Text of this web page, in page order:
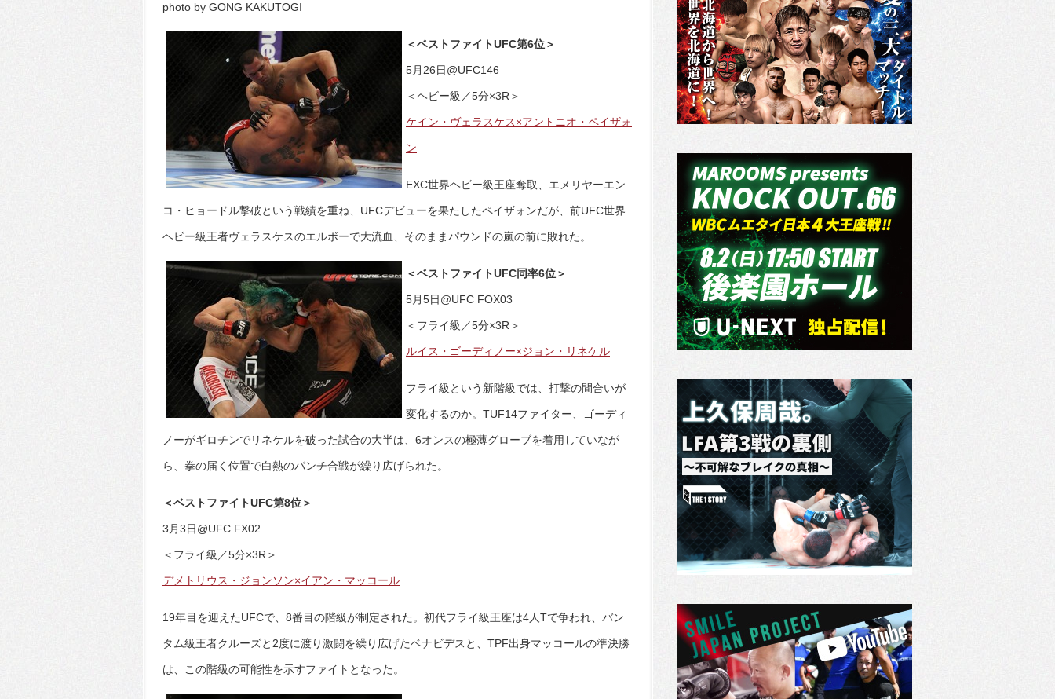
photo by GONG KAKUTOGI
＜ベストファイトUFC第6位＞
5月26日@UFC146
＜ヘビー級／5分×3R＞
ケイン・ヴェラスケス×アントニオ・ペイザォ
ン
EXC世界ヘビー級王座奪取、エメリヤーエン
コ・ヒョードル撃破という戦績を重ね、UFCデビューを果たしたペイザォンだが、前UFC世界
ヘビー級王者ヴェラスケスのエルボーで大流血、そのままパウンドの嵐の前に敗れた。
＜ベストファイトUFC同率6位＞
5月5日@UFC FOX03
＜フライ級／5分×3R＞
ルイス・ゴーディノー×ジョン・リネケル
フライ級という新階級では、打撃の間合いが
変化するのか。TUF14ファイター、ゴーディ
ノーがギロチンでリネケルを破った試合の大半は、6オンスの極薄グローブを着用していなが
ら、拳の届く位置で白熱のパンチ合戦が繰り広げられた。
＜ベストファイトUFC第8位＞
3月3日@UFC FX02
＜フライ級／5分×3R＞
デメトリウス・ジョンソン×イアン・マッコール
19年目を迎えたUFCで、8番目の階級が制定された。初代フライ級王座は4人Tで争われ、バン
タム級王者クルーズと2度に渡り激闘を繰り広げたベナビデスと、TPF出身マッコールの準決勝
は、この階級の可能性を示すファイトとなった。